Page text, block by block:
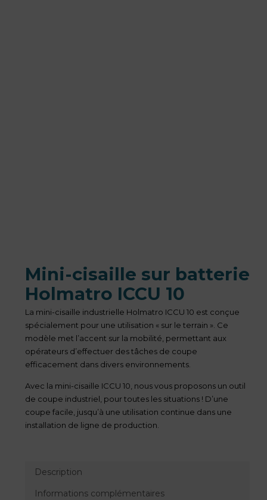
Mini-cisaille sur batterie
Holmatro ICCU 10
La mini-cisaille industrielle Holmatro ICCU 10 est conçue
spécialement pour une utilisation « sur le terrain ». Ce
modèle met l’accent sur la mobilité, permettant aux
opérateurs d’effectuer des tâches de coupe
efficacement dans divers environnements.
Avec la mini-cisaille ICCU 10, nous vous proposons un outil
de coupe industriel, pour toutes les situations ! D’une
coupe facile, jusqu’à une utilisation continue dans une
installation de ligne de production.
Description
Informations complémentaires